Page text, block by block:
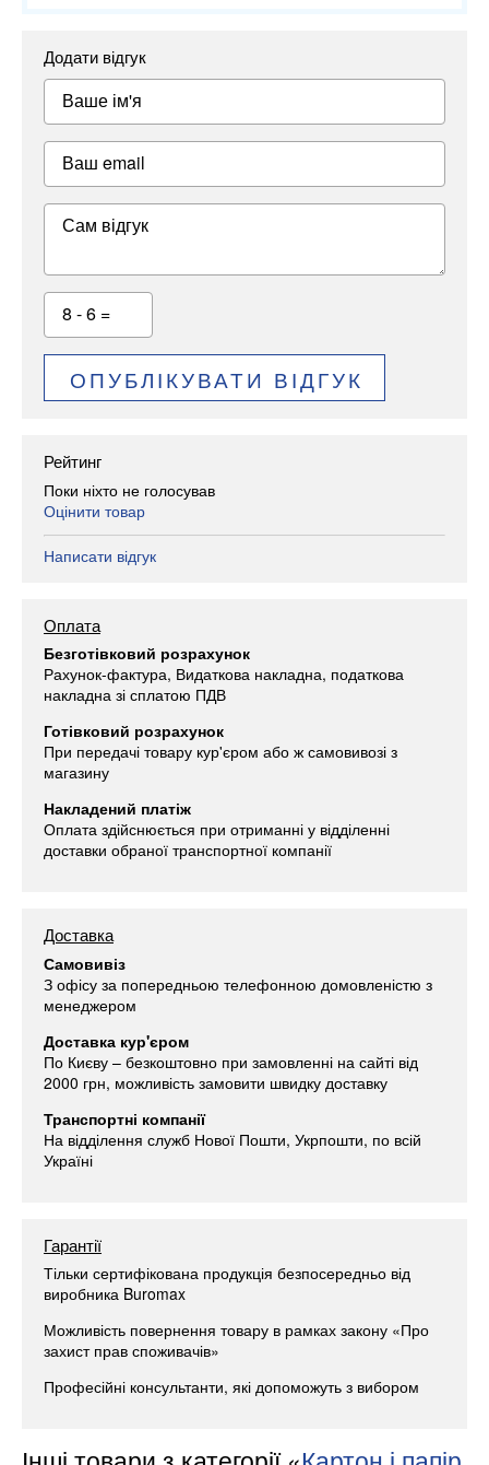
Додати відгук
Ваше ім'я
Ваш email
Сам відгук
8 - 6 =
ОПУБЛІКУВАТИ ВІДГУК
Рейтинг
Поки ніхто не голосував
Оцінити товар
Написати відгук
Оплата
Безготівковий розрахунок
Рахунок-фактура, Видаткова накладна, податкова
накладна зі сплатою ПДВ
Готівковий розрахунок
При передачі товару кур'єром або ж самовивозі з
магазину
Накладений платіж
Оплата здійснюється при отриманні у відділенні
доставки обраної транспортної компанії
Доставка
Самовивіз
З офісу за попередньою телефонною домовленістю з
менеджером
Доставка кур'єром
По Києву – безкоштовно при замовленні на сайті від
2000 грн, можливість замовити швидку доставку
Транспортні компанії
На відділення служб Нової Пошти, Укрпошти, по всій
Україні
Гарантії
Тільки сертифікована продукція безпосередньо від
виробника Buromax
Можливість повернення товару в рамках закону «Про
захист прав споживачів»
Професійні консультанти, які допоможуть з вибором